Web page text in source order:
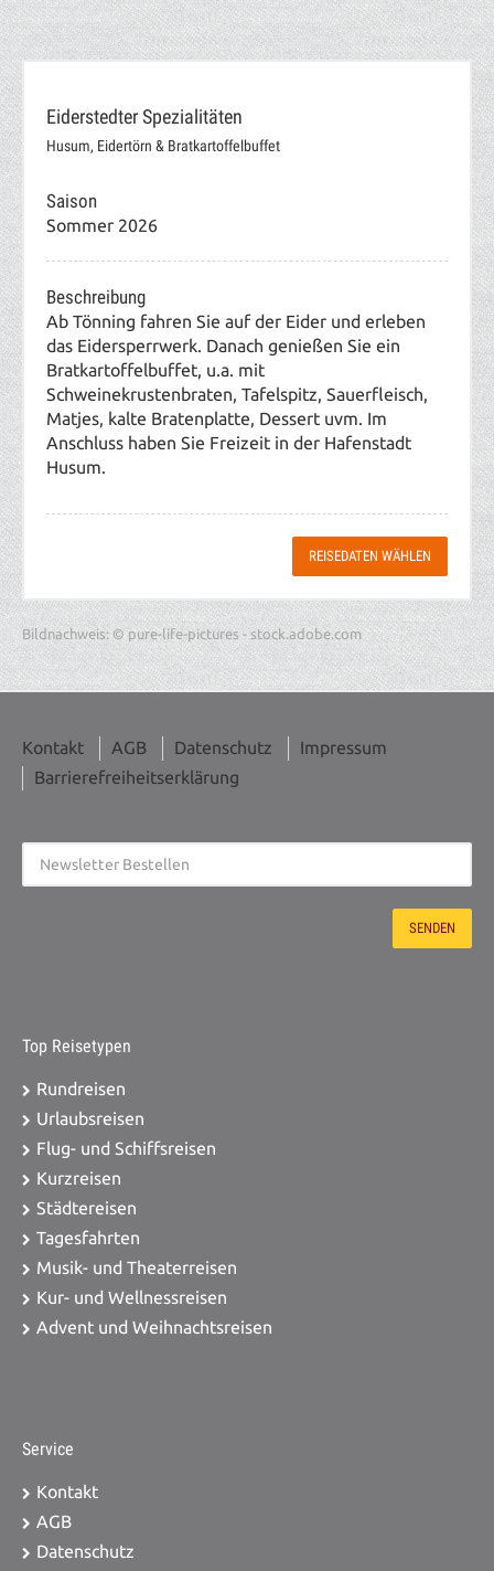
Eiderstedter Spezialitäten
Husum, Eidertörn & Bratkartoffelbuffet
Saison
Sommer 2026
Beschreibung
Ab Tönning fahren Sie auf der Eider und erleben
das Eidersperrwerk. Danach genießen Sie ein
Bratkartoffelbuffet, u.a. mit
Schweinekrustenbraten, Tafelspitz, Sauerfleisch,
Matjes, kalte Bratenplatte, Dessert uvm. Im
Anschluss haben Sie Freizeit in der Hafenstadt
Husum.
REISEDATEN WÄHLEN
Bildnachweis: © pure-life-pictures - stock.adobe.com
Kontakt AGB Datenschutz
Impressum
Barrierefreiheitserklärung
Top Reisetypen
Rundreisen
Urlaubsreisen
Flug- und Schiffsreisen
Kurzreisen
Städtereisen
Tagesfahrten
Musik- und Theaterreisen
Kur- und Wellnessreisen
Advent und Weihnachtsreisen
Service
Kontakt
AGB
Datenschutz